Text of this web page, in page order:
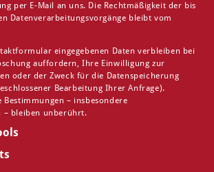
per E-Mail an uns. Die Rechtmäßigkeit der bis
Datenverarbeitungsvorgänge bleibt vom
eingegebenen Daten verbleiben bei
auffordern, Ihre Einwilligung zur
oder der Zweck für die Datenspeicherung
Bearbeitung Ihrer Anfrage).
Bestimmungen – insbesondere
– bleiben unberührt.